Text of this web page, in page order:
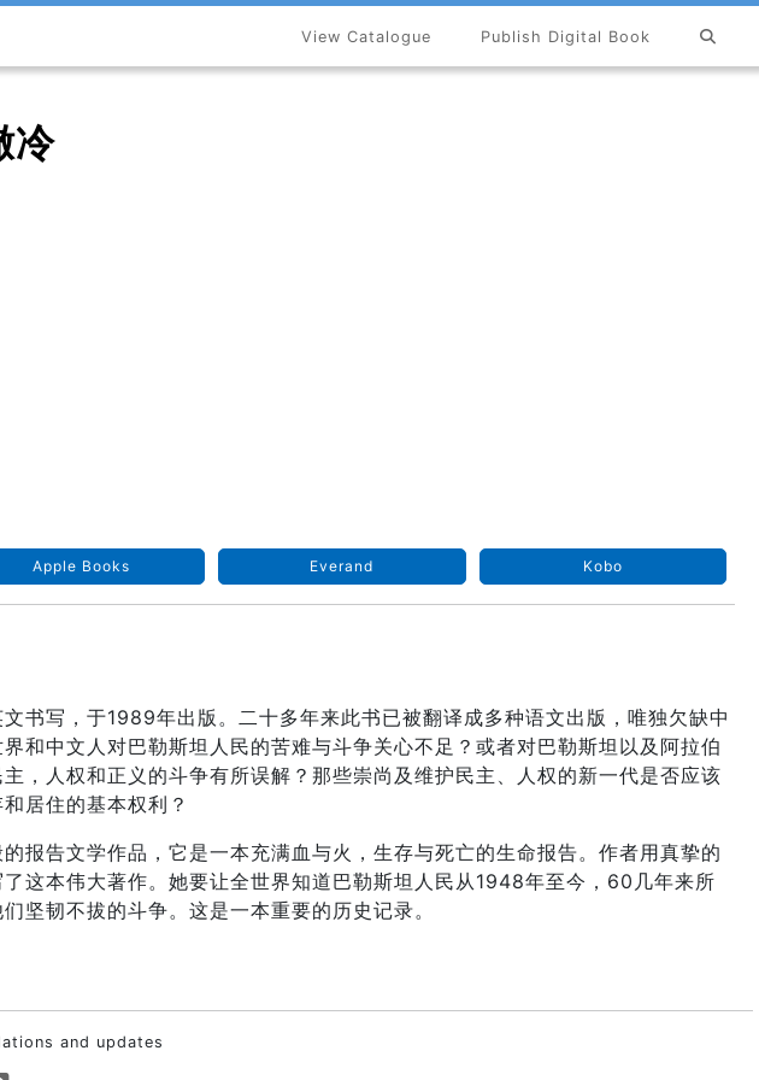
Publish Digital Book
View Catalogue
冷
Apple Books Everand Kobo
文书写，于1989年出版。二十多年来此书已被翻译成多种语文出版，唯独欠缺中
和中文人对巴勒斯坦人民的苦难与斗争关心不足？或者对巴勒斯坦以及阿拉伯
，人权和正义的斗争有所误解？那些崇尚及维护民主、人权的新一代是否应该
居住的基本权利？
的报告文学作品，它是一本充满血与火，生存与死亡的生命报告。作者用真挚的
这本伟大著作。她要让全世界知道巴勒斯坦人民从1948年至今，60几年来所
坚韧不拔的斗争。这是一本重要的历史记录。
and updates